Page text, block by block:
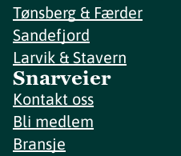
Tønsberg & Færder
Sandefjord
Larvik & Stavern
Snarveier
Kontakt oss
Bli medlem
Bransje